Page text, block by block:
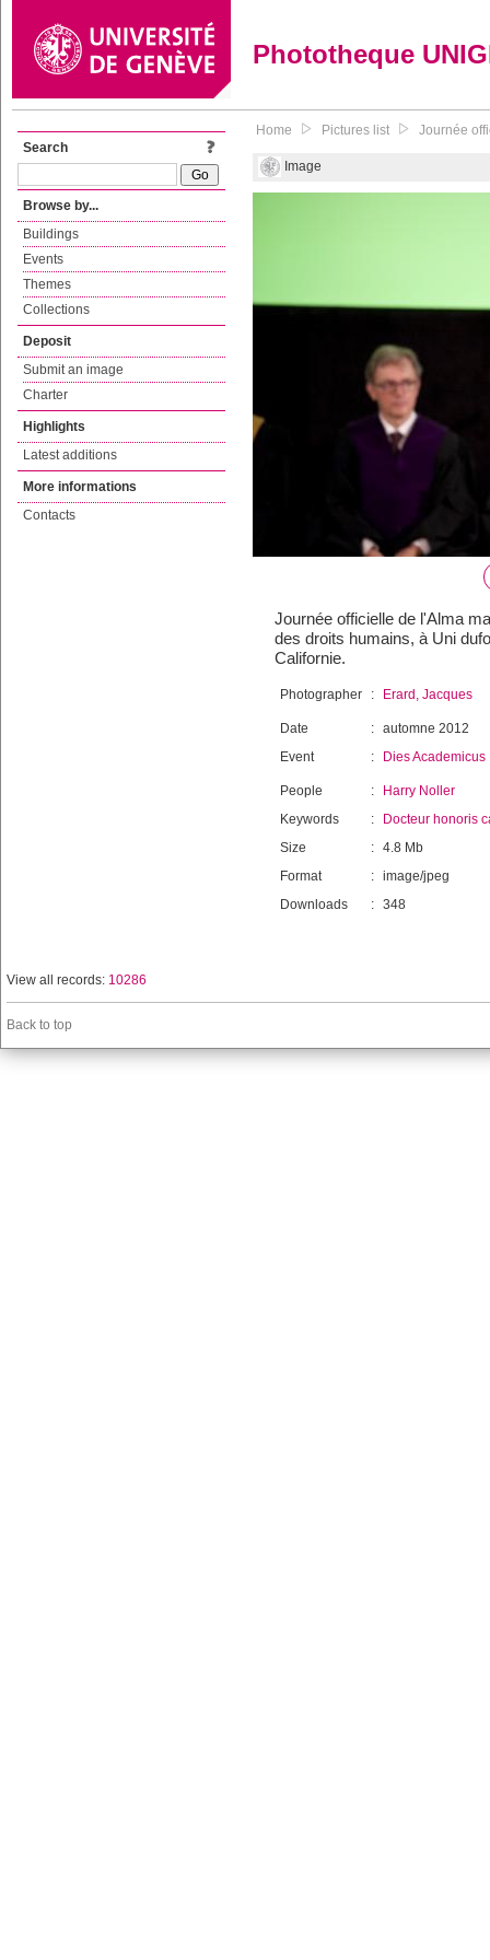
Phototheque
Search
Browse by...
Buildings
Events
Themes
Collections
Deposit
Submit an image
Charter
Highlights
Latest additions
More informations
Contacts
Home Pictures list Journée
Image
Journée officielle de l'Alma
des droits humains, à Uni
Californie.
Photographer : Erard, Jacques
Date : automne 2012
Event
: Dies Academicus
People :
Harry Noller
Keywords
:
Docteur honoris
Size
: 4.8 Mb
Format
: image/jpeg
Downloads
: 348
View all records: 10286
Back to top